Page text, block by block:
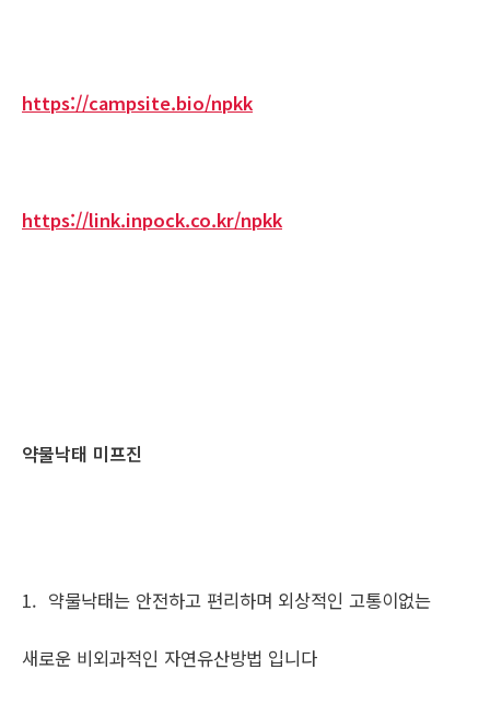
https://campsite.bio/npkk
https://link.inpock.co.kr/npkk
약물낙태 미프진
1. 약물낙태는 안전하고 편리하며 외상적인 고통이없는
새로운 비외과적인 자연유산방법 입니다